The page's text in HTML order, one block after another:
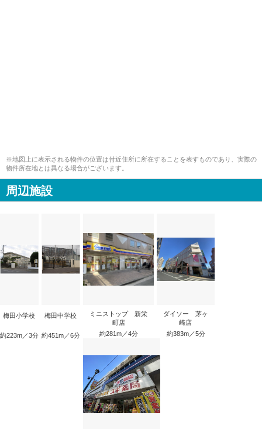
※地図上に表示される物件の位置は付近住所に所在することを表すものであり、実際の
物件所在地とは異なる場合がございます。
周辺施設
梅田小学校
約223m／3分
梅田中学校
約451m／6分
ミニストップ 新栄
町店
約281m／4分
ダイソー 茅ヶ
崎店
約383m／5分